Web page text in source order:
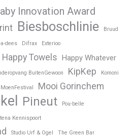
Innovation Award
Biesboschlinie Bruud
dees Difrax Exterioo
Happy Towels Happy Whatever
BuitenGewoon KipKep Komoni
MoenFestival Mooi Gorinchem
Pineut Pou-belle
Kennispoort
Studio Urf & Ogel The Green Bar